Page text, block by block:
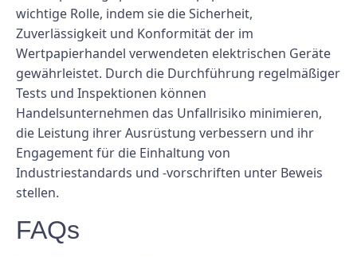
wichtige Rolle, indem sie die Sicherheit,
Zuverlässigkeit und Konformität der im
Wertpapierhandel verwendeten elektrischen Geräte
gewährleistet. Durch die Durchführung regelmäßiger
Tests und Inspektionen können
Handelsunternehmen das Unfallrisiko minimieren,
die Leistung ihrer Ausrüstung verbessern und ihr
Engagement für die Einhaltung von
Industriestandards und -vorschriften unter Beweis
stellen.
FAQs